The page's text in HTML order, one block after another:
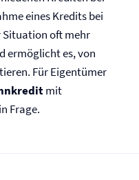
eines Kredits bei
Situation oft mehr
ermöglicht es, von
Für Eigentümer
mit
in Frage.